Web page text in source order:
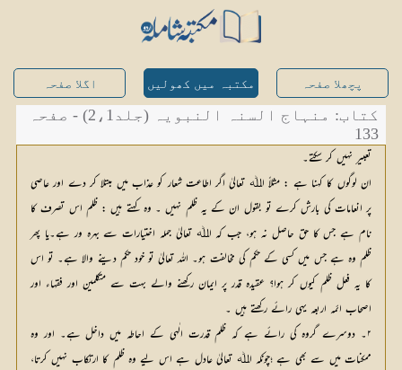
پچھلا صفحہ مکتبہ میں کھولیں اگلا صفحہ
کتاب: منہاج السنہ النبویہ (جلد2،1) - صفحہ
133
تعبیر نہیں کر سکتے۔
ان لوگوں کا کہنا ہے : مثلاً اﷲ تعالیٰ اگر اطاعت شعار کو عذاب میں مبتلا کر دے اور عاصی
پر انعامات کی بارش کرے تو بقول ان کے یہ ظلم نہیں ۔ وہ کہتے ہیں : ظلم اس تصرف کا
نام ہے جس کا حق حاصل نہ ہو، جب کہ اﷲ تعالیٰ جملہ اختیارات سے بہرہ ور ہے۔یا پھر
ظلم وہ ہے جس میں کسی کے حکم کی مخالفت ہو۔ اللہ تعالیٰ تو خود حکم دینے والا ہے۔ تو اس
کا یہ فعل ظلم کیوں کر ہوا؟ عقیدہ قدر پر ایمان رکھنے والے بہت سے متکلمین اور فقہاء اور
اصحاب ائمہ اربعہ یہی رائے رکھتے ہیں ۔
۲۔ دوسرے گروہ کی رائے ہے کہ ظلم قدرت الٰہی کے احاطہ میں داخل ہے۔ اور وہ
ممکنات میں سے بھی ہے ؛چونکہ اﷲ تعالیٰ عادل ہے اس لیے وہ ظلم کا ارتکاب نہیں کرتا،